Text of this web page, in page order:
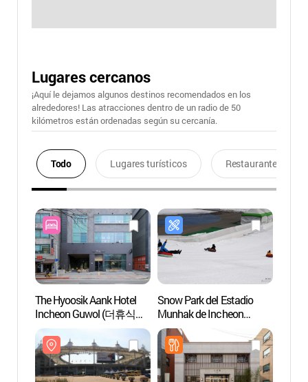
Lugares cercanos
¡Aquí le dejamos algunos destinos recomendados en los
alrededores! Las atracciones dentro de un radio de 50
kilómetros están ordenadas según su cercanía.
Todo Lugares turísticos Restaurantes
The Hyoosik Aank Hotel
Incheon Guwol (더휴식
아늑호텔 인천구월점)
Snow Park del Estadio
Munhak de Incheon
(인천문학경기장
스노우파크)